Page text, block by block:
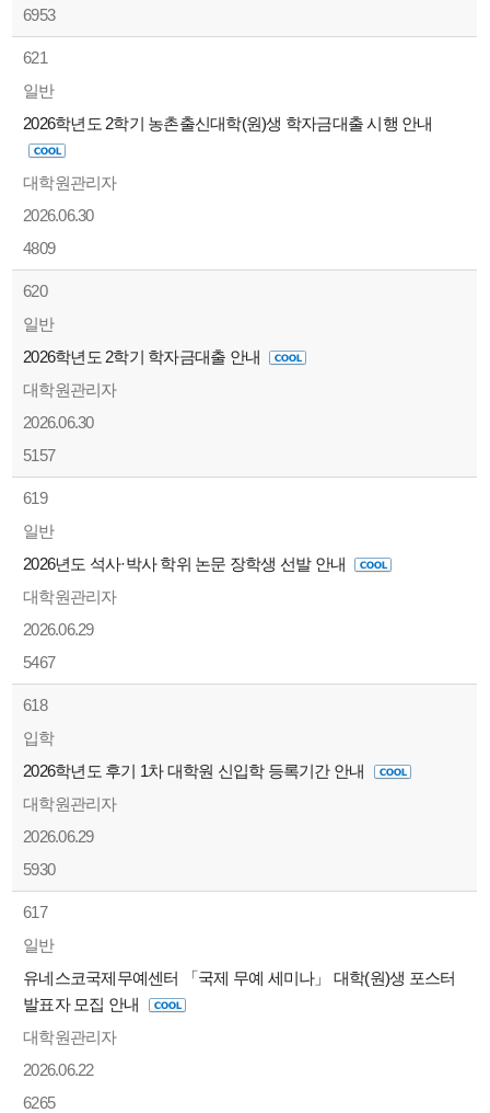
6953
621
일반
2026학년도 2학기 농촌출신대학(원)생 학자금대출 시행 안내
대학원관리자
2026.06.30
4809
620
일반
2026학년도 2학기 학자금대출 안내
대학원관리자
2026.06.30
5157
619
일반
2026년도 석사·박사 학위 논문 장학생 선발 안내
대학원관리자
2026.06.29
5467
618
입학
2026학년도 후기 1차 대학원 신입학 등록기간 안내
대학원관리자
2026.06.29
5930
617
일반
유네스코국제무예센터 「국제 무예 세미나」 대학(원)생 포스터
발표자 모집 안내
대학원관리자
2026.06.22
6265